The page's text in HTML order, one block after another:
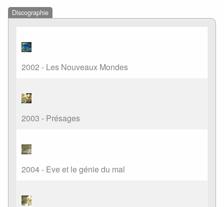
Discographie
2002 - Les Nouveaux Mondes
2003 - Présages
2004 - Eve et le génie du mal